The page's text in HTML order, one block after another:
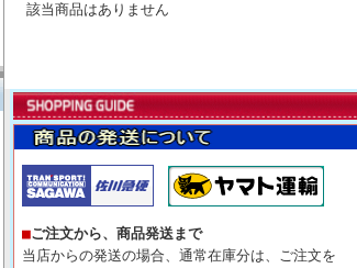
該当商品はありません
■ご注文から、商品発送まで
当店からの発送の場合、通常在庫分は、ご注文を